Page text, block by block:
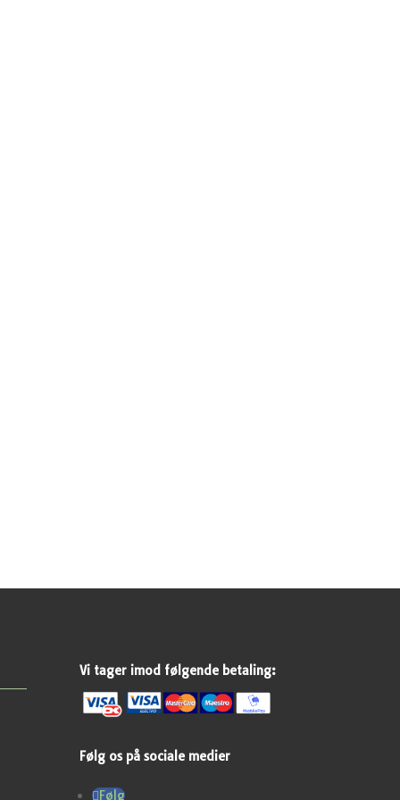
Vi tager imod følgende betaling:
Følg os på sociale medier
Følg